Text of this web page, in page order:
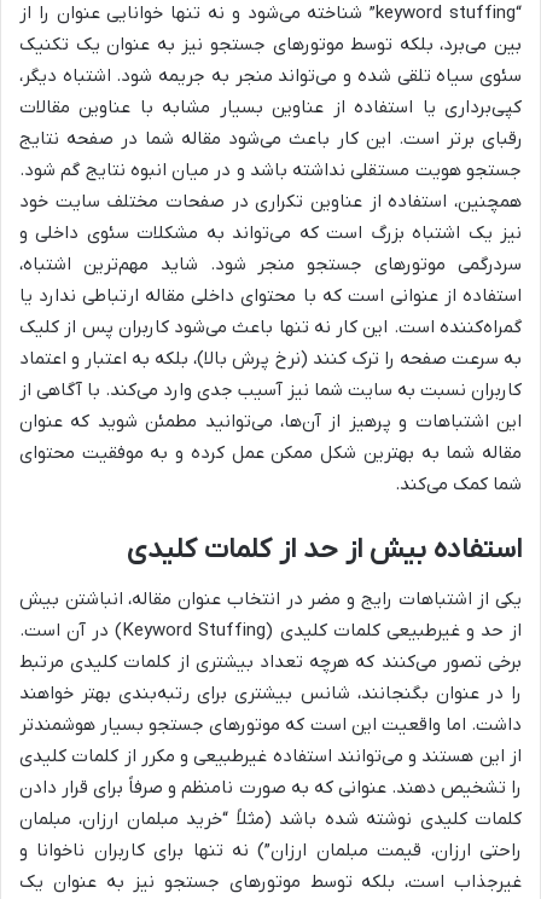
“keyword stuffing” شناخته می‌شود و نه تنها خوانایی عنوان را از
بین می‌برد، بلکه توسط موتورهای جستجو نیز به عنوان یک تکنیک
سئوی سیاه تلقی شده و می‌تواند منجر به جریمه شود. اشتباه دیگر،
کپی‌برداری یا استفاده از عناوین بسیار مشابه با عناوین مقالات
رقبای برتر است. این کار باعث می‌شود مقاله شما در صفحه نتایج
جستجو هویت مستقلی نداشته باشد و در میان انبوه نتایج گم شود.
همچنین، استفاده از عناوین تکراری در صفحات مختلف سایت خود
نیز یک اشتباه بزرگ است که می‌تواند به مشکلات سئوی داخلی و
سردرگمی موتورهای جستجو منجر شود. شاید مهم‌ترین اشتباه،
استفاده از عنوانی است که با محتوای داخلی مقاله ارتباطی ندارد یا
گمراه‌کننده است. این کار نه تنها باعث می‌شود کاربران پس از کلیک
به سرعت صفحه را ترک کنند (نرخ پرش بالا)، بلکه به اعتبار و اعتماد
کاربران نسبت به سایت شما نیز آسیب جدی وارد می‌کند. با آگاهی از
این اشتباهات و پرهیز از آن‌ها، می‌توانید مطمئن شوید که عنوان
مقاله شما به بهترین شکل ممکن عمل کرده و به موفقیت محتوای
شما کمک می‌کند.
استفاده بیش از حد از کلمات کلیدی
یکی از اشتباهات رایج و مضر در انتخاب عنوان مقاله، انباشتن بیش
از حد و غیرطبیعی کلمات کلیدی (Keyword Stuffing) در آن است.
برخی تصور می‌کنند که هرچه تعداد بیشتری از کلمات کلیدی مرتبط
را در عنوان بگنجانند، شانس بیشتری برای رتبه‌بندی بهتر خواهند
داشت. اما واقعیت این است که موتورهای جستجو بسیار هوشمندتر
از این هستند و می‌توانند استفاده غیرطبیعی و مکرر از کلمات کلیدی
را تشخیص دهند. عنوانی که به صورت نامنظم و صرفاً برای قرار دادن
کلمات کلیدی نوشته شده باشد (مثلاً “خرید مبلمان ارزان، مبلمان
راحتی ارزان، قیمت مبلمان ارزان”) نه تنها برای کاربران ناخوانا و
غیرجذاب است، بلکه توسط موتورهای جستجو نیز به عنوان یک